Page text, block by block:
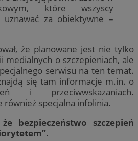
które wszyscy
za obiektywne –
że planowane jest nie tylko
medialnych o szczepieniach, ale
serwisu na ten temat.
się tam informacje m.in. o
i przeciwwskazaniach.
również specjalna infolinia.
bezpieczeństwo szczepień